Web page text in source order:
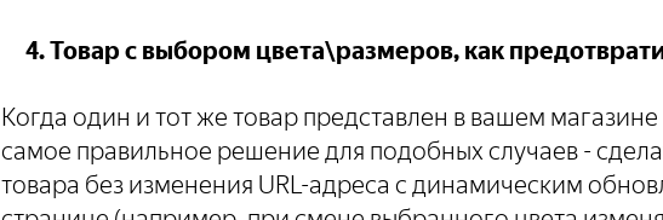
4. Товар с выбором цвета\размеров, как
Когда один и тот же товар представлен в вашем
самое правильное решение для подобных случаев -
товара без изменения URL-адреса с динамическим